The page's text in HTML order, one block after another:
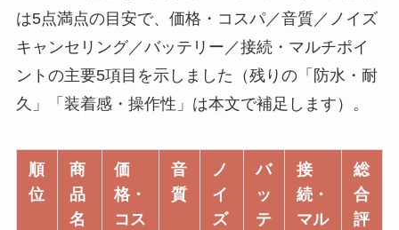
は5点満点の目安で、価格・コスパ／音質／ノイズ
キャンセリング／バッテリー／接続・マルチポイ
ントの主要5項目を示しました（残りの「防水・耐
久」「装着感・操作性」は本文で補足します）。
順
位
商
品
名
価
格・
コス
音
質
ノ
イ
ズ
バ
ッ
テ
接
続・
マル
総
合
評